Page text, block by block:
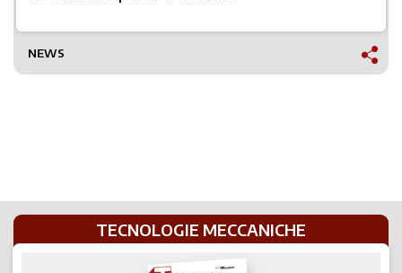
NEWS
TECNOLOGIE MECCANICHE